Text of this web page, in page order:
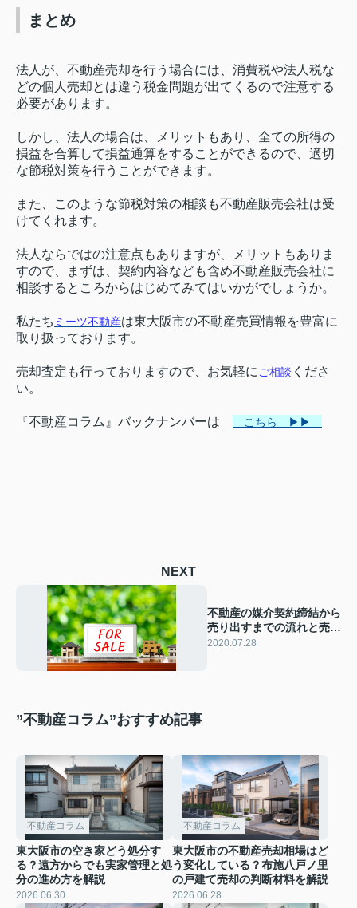
まとめ
法人が、不動産売却を行う場合には、消費税や法人税な
どの個人売却とは違う税金問題が出てくるので注意する
必要があります。
しかし、法人の場合は、メリットもあり、全ての所得の
損益を合算して損益通算をすることができるので、適切
な節税対策を行うことができます。
また、このような節税対策の相談も不動産販売会社は受
けてくれます。
法人ならではの注意点もありますが、メリットもありま
すので、まずは、契約内容なども含め不動産販売会社に
相談するところからはじめてみてはいかがでしょうか。
私たち ミーツ不動産は東大阪市の不動産売買情報を豊富に
取り扱っております。
売却査定も行っておりますので、お気軽にご相談 くださ
い。
『不動産コラム』バックナンバーは こちら ▶▶
NEXT
不動産の媒介契約締結から
売り出すまでの流れと売り
出し後の流れは？
2020.07.28
”不動産コラム”おすすめ記事
不動産コラム
東大阪市の空き家どう処分す
る？遠方からでも実家管理と処
分の進め方を解説
2026.06.30
不動産コラム
東大阪市の不動産売却相場はど
う変化している？布施八戸ノ里
の戸建て売却の判断材料を解説
2026.06.28